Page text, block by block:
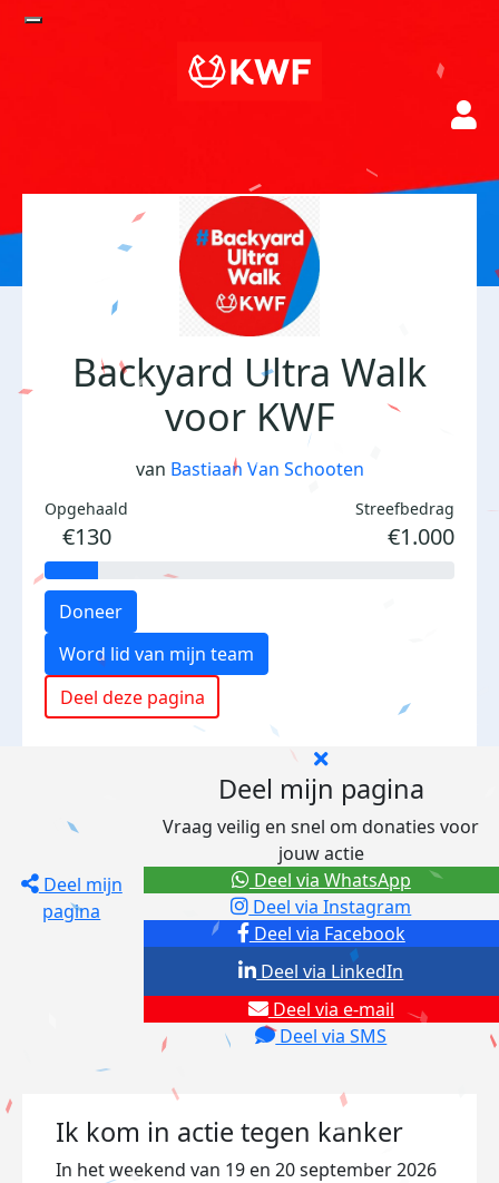
Backyard Ultra Walk
voor KWF
van Bastiaan Van Schooten
Opgehaald
€130
Streefbedrag
€1.000
Doneer
Word lid van mijn team
Deel deze pagina
Deel mijn
pagina
Deel mijn pagina
Vraag veilig en snel om donaties voor
jouw actie
Deel via Facebook
Deel via Instagram
Deel via e-mail
Deel via SMS
Deel via LinkedIn
Deel via WhatsApp
Ik kom in actie tegen kanker
In het weekend van 19 en 20 september 2026